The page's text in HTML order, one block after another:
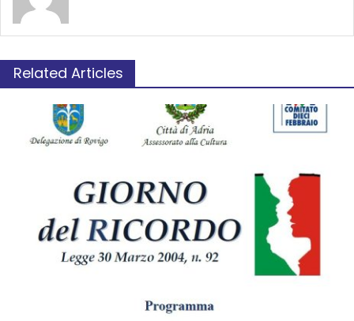
Related Articles